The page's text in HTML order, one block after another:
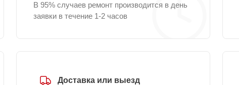
В 95% случаев ремонт производится в день
заявки в течение 1-2 часов
Доставка или выезд